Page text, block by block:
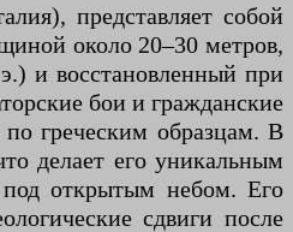
представляет собой
около 20–30 метров,
и восстановленный при
бои и гражданские
греческим образцам. В
делает его уникальным
открытым небом. Его
сдвиги после